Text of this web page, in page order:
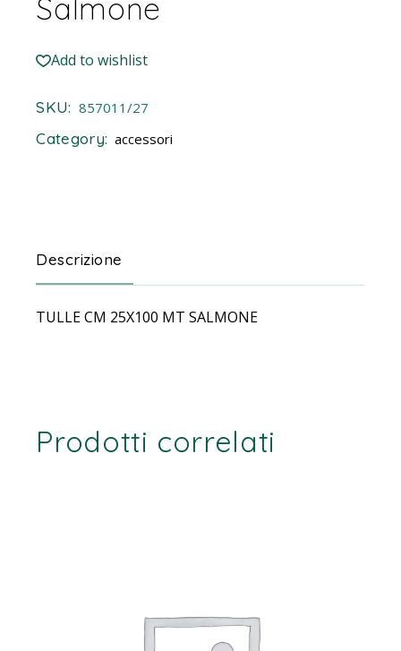
Salmone
Add to wishlist
SKU: 857011/27
Category: accessori
Descrizione
TULLE CM 25X100 MT SALMONE
Prodotti correlati